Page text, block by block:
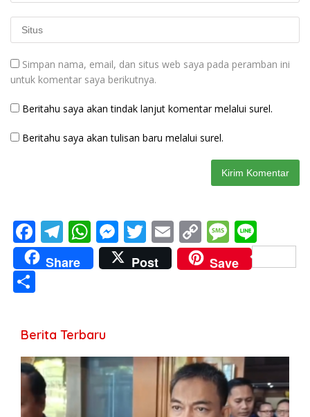
Simpan nama, email, dan situs web saya pada peramban ini
untuk komentar saya berikutnya.
Beritahu saya akan tindak lanjut komentar melalui surel.
Beritahu saya akan tulisan baru melalui surel.
F
ac
e
o
k
T
el
e
m
W
h
at
p
p
M
e
ss
er
T
w
itt
E
m
ai
C
o
p
k
M
e
ss
n
e
Share Post Save
ar
e
Berita Terbaru